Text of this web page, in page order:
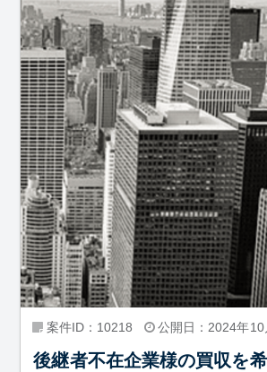
案件ID：10218 公開日：2024年10
後継者不在企業様の買収を希